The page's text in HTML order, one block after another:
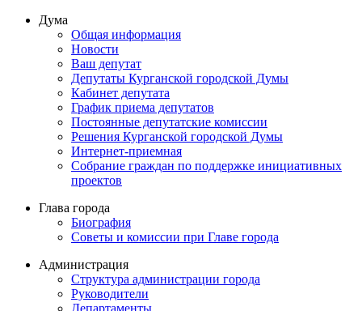
Дума
Общая информация
Новости
Ваш депутат
Депутаты Курганской городской Думы
Кабинет депутата
График приема депутатов
Постоянные депутатские комиссии
Решения Курганской городской Думы
Интернет-приемная
Собрание граждан по поддержке инициативных
проектов
Глава города
Биография
Советы и комиссии при Главе города
Администрация
Структура администрации города
Руководители
Департаменты